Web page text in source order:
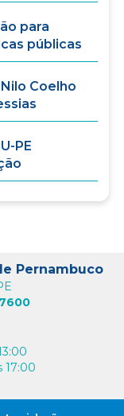
para
públicas
Coelho
PE
Pernambuco
17:00